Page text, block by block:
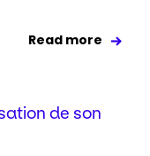
Read more
de son